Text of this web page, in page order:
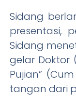
Sidang
presentasi,
Sidang
gelar Doktor
Pujian”
tangan dari